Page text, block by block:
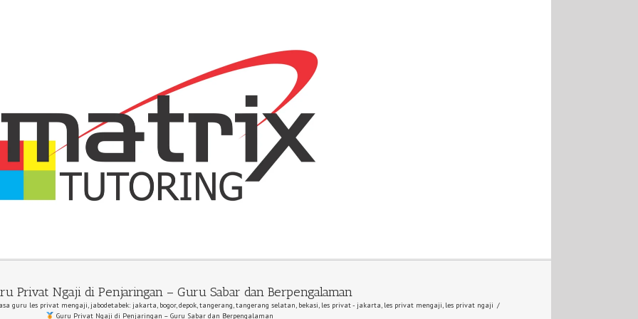
Privat Ngaji di Penjaringan – Guru Sabar dan Berpengalaman
guru les privat mengaji, jabodetabek: jakarta, bogor, depok, tangerang, tangerang selatan, bekasi, les privat - jakarta, les privat mengaji, les privat ngaji /
Guru Privat Ngaji di Penjaringan – Guru Sabar dan Berpengalaman